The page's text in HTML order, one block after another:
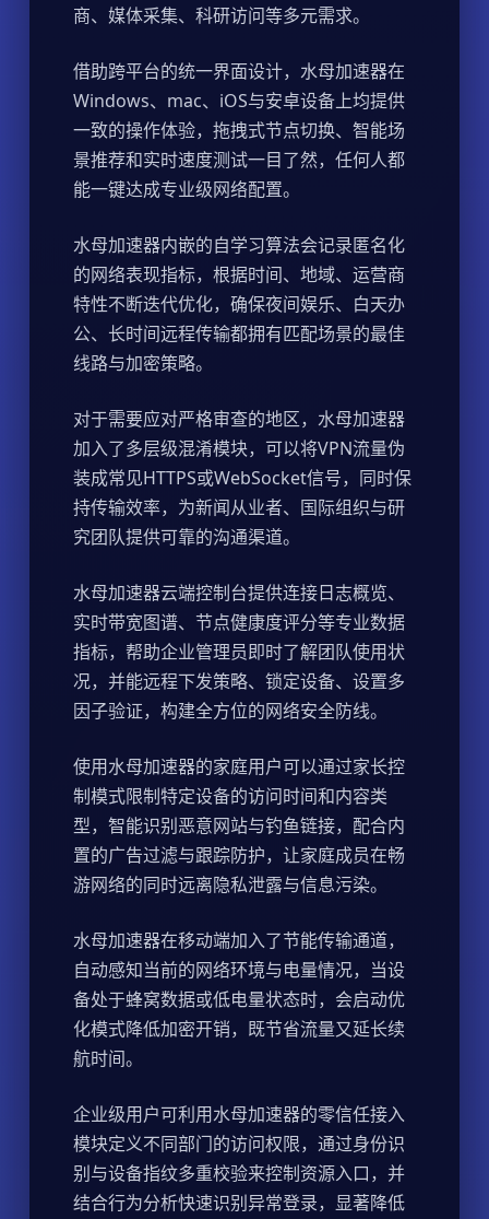
商、媒体采集、科研访问等多元需求。
借助跨平台的统一界面设计，水母加速器在
Windows、mac、iOS与安卓设备上均提供
一致的操作体验，拖拽式节点切换、智能场
景推荐和实时速度测试一目了然，任何人都
能一键达成专业级网络配置。
水母加速器内嵌的自学习算法会记录匿名化
的网络表现指标，根据时间、地域、运营商
特性不断迭代优化，确保夜间娱乐、白天办
公、长时间远程传输都拥有匹配场景的最佳
线路与加密策略。
对于需要应对严格审查的地区，水母加速器
加入了多层级混淆模块，可以将VPN流量伪
装成常见HTTPS或WebSocket信号，同时保
持传输效率，为新闻从业者、国际组织与研
究团队提供可靠的沟通渠道。
水母加速器云端控制台提供连接日志概览、
实时带宽图谱、节点健康度评分等专业数据
指标，帮助企业管理员即时了解团队使用状
况，并能远程下发策略、锁定设备、设置多
因子验证，构建全方位的网络安全防线。
使用水母加速器的家庭用户可以通过家长控
制模式限制特定设备的访问时间和内容类
型，智能识别恶意网站与钓鱼链接，配合内
置的广告过滤与跟踪防护，让家庭成员在畅
游网络的同时远离隐私泄露与信息污染。
水母加速器在移动端加入了节能传输通道，
自动感知当前的网络环境与电量情况，当设
备处于蜂窝数据或低电量状态时，会启动优
化模式降低加密开销，既节省流量又延长续
航时间。
企业级用户可利用水母加速器的零信任接入
模块定义不同部门的访问权限，通过身份识
别与设备指纹多重校验来控制资源入口，并
结合行为分析快速识别异常登录，显著降低